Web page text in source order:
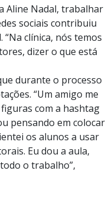
Aline Nadal, trabalhar
sociais contribuiu
clínica, nós temos
dizer o que está
durante o processo
“Um amigo me
com a hashtag
pensando em colocar
os alunos a usar
Eu dou a aula,
o trabalho”,